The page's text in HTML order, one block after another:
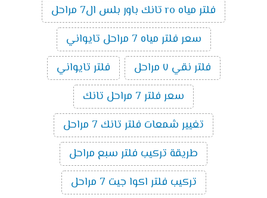
فلتر مياه ro تانك باور بلس ال7 مراحل
سعر فلتر مياه 7 مراحل تايواني
فلتر نقي ٧ مراحل
فلتر تايواني
سعر فلتر 7 مراحل تانك
تغيير شمعات فلتر تانك 7 مراحل
طريقة تركيب فلتر سبع مراحل
تركيب فلتر اكوا جيت 7 مراحل